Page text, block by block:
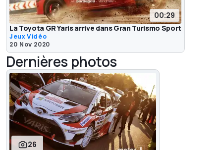
00:29
La Toyota GR Yaris arrive dans Gran Turismo Sport
Jeux Vidéo
20 Nov 2020
Dernières photos
26